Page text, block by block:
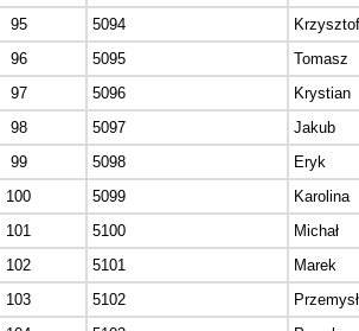
95
5094 Krzysztof
96
5095 Tomasz
97
5096 Krystian
98
5097 Jakub
99
5098 Eryk
100
5099 Karolina
101
5100 Michał
102
5101 Marek
103
5102